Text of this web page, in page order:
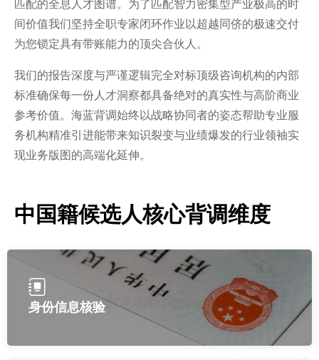
匹配的全息人才图谱。为了匹配智力密集型产业极高的时
间价值我们坚持全职专家闭环作业以超越同侪的极速交付
为您锁定具有带账能力的顶尖合伙人。
我们的报告深度与严谨逻辑完全对标顶级咨询机构的内部
标准确保每一份人才洞察都具备绝对的真实性与高阶商业
参考价值。海蓝背调始终以战略协同者的姿态帮助专业服
务机构精准引进能带来知识裂变与业绩爆发的行业领袖实
现业务版图的高端化延伸。
中国籍候选人核心背调维度
身份信息核验